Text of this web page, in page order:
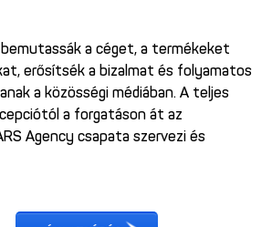
bemutassák a céget, a termékeket
erősítsék a bizalmat és folyamatos
a közösségi médiában. A teljes
a forgatáson át az
Agency csapata szervezi és